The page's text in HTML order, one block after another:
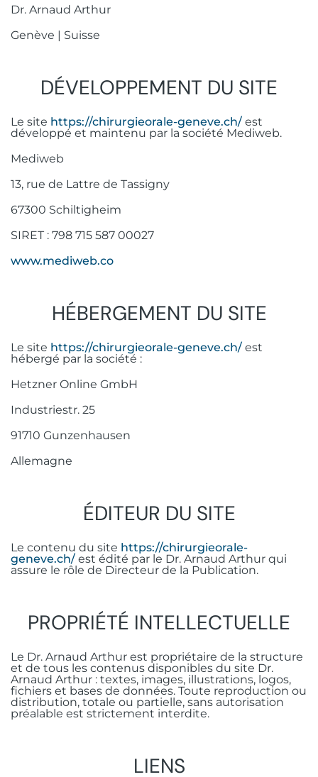
Dents de sagesse
Greffe osseuse
Prothèse complète stabilisée sur
implants
Bichectomie
Greffe gingivale
FAQ
+41775097539
Dr. Arnaud Arthur
Genève | Suisse
DÉVELOPPEMENT DU SITE
Le site https://chirurgieorale-geneve.ch/ est
développé et maintenu par la société Mediweb.
Mediweb
13, rue de Lattre de Tassigny
67300 Schiltigheim
SIRET : 798 715 587 00027
www.mediweb.co
HÉBERGEMENT DU SITE
Le site https://chirurgieorale-geneve.ch/ est
hébergé par la société :
Hetzner Online GmbH
Industriestr. 25
91710 Gunzenhausen
Allemagne
ÉDITEUR DU SITE
Le contenu du site https://chirurgieorale-
geneve.ch/ est édité par le Dr. Arnaud Arthur qui
assure le rôle de Directeur de la Publication.
PROPRIÉTÉ INTELLECTUELLE
Le Dr. Arnaud Arthur est propriétaire de la structure
et de tous les contenus disponibles du site Dr.
Arnaud Arthur : textes, images, illustrations, logos,
fichiers et bases de données. Toute reproduction ou
distribution, totale ou partielle, sans autorisation
préalable est strictement interdite.
LIENS